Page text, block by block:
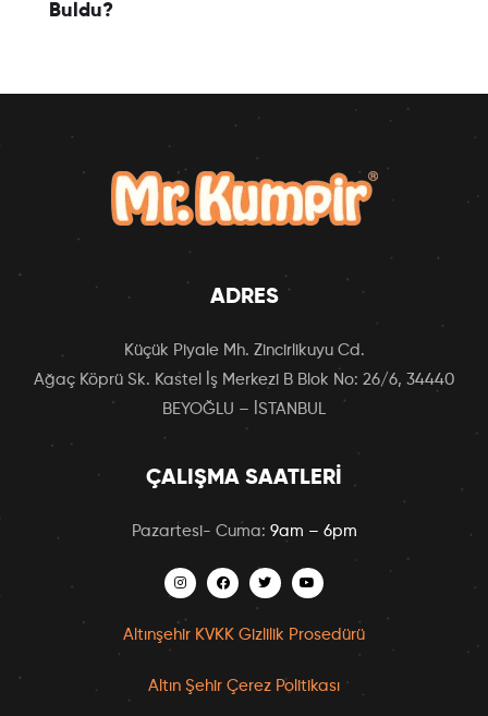
Buldu?
ADRES
Küçük Piyale Mh. Zincirlikuyu Cd.
Ağaç Köprü Sk. Kastel İş Merkezi B Blok No: 26/6, 34440
BEYOĞLU – İSTANBUL
ÇALIŞMA SAATLERI
Pazartesi- Cuma: 9am – 6pm
Altınşehir KVKK Gizlilik Prosedürü
Altın Şehir Çerez Politikası